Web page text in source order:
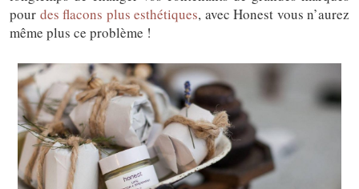
pour des flacons plus esthétiques, avec Honest vous n’aurez
même plus ce problème !